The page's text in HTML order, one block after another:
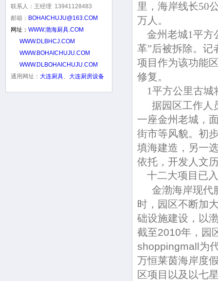
联系人：王经理 13941128483
邮箱： BOHAICHUJU@163.COM
网址： WWW.渤海厨具.COM
WWW.DLBHCJ.COM
WWW.BOHAICHUJU.COM
WWW.DLBOHAICHUJU.COM
通用网址： 大连厨具、 大连厨房设备
里，海岸线长50
万人。
金州老城1平方
革”后被拆除。记
项目作为该功能
修复。
1平方公里古城
据园区工作人
一座金州老城，
街市等风貌。初
填海建造，另一
依托，开发人文
十二大项目已
金渤海岸现代
时，园区不断加
础设施建设，以
截至2010年，园
shoppingmall为
万恒莱茵海岸度
区项目以及以七